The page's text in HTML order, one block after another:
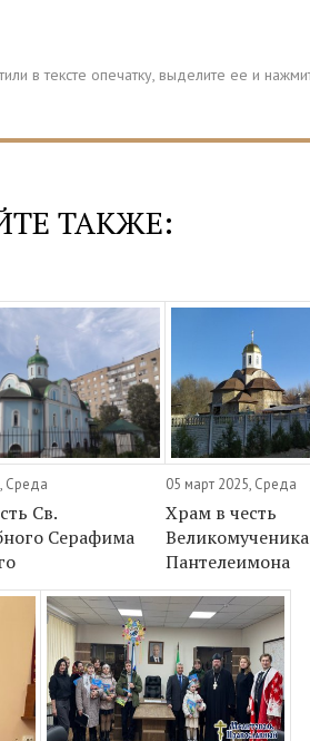
ТАКЖЕ:
Среда
Св.
Серафима
05 март 2025, Среда
Храм в честь
Великомученика
Пантелеимона